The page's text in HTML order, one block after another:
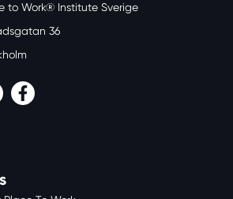
to Work® Institute Sverige
36
InstagramFacebook